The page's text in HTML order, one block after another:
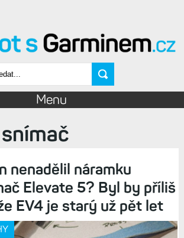
Menu
nenadělil náramku
Elevate 5? Byl by příliš
EV4 je starý už pět let